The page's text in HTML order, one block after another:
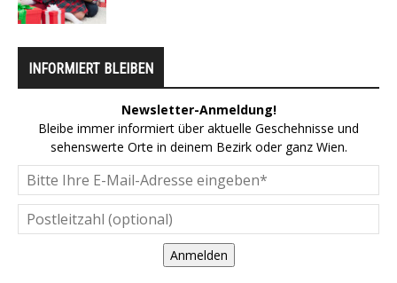
INFORMIERT BLEIBEN
Newsletter-Anmeldung!
Bleibe immer informiert über aktuelle Geschehnisse und
sehenswerte Orte in deinem Bezirk oder ganz Wien.
Anmelden